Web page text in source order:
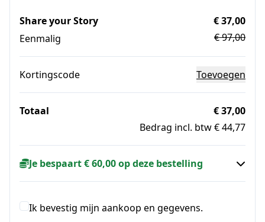
Share your Story
Eenmalig
€ 37,00
€ 97,00
Kortingscode Toevoegen
Totaal
€ 37,00
Bedrag incl. btw € 44,77
Je bespaart € 60,00 op deze bestelling
Ik bevestig mijn aankoop en gegevens.